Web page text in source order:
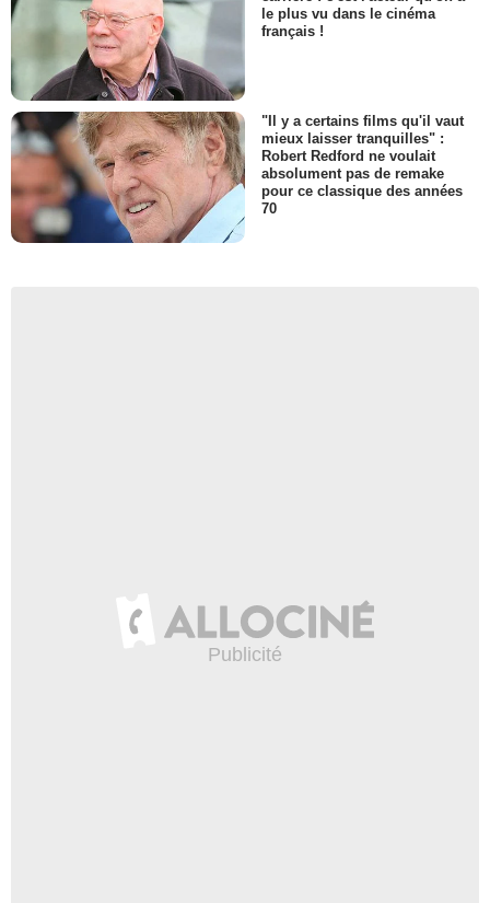
le plus vu dans le cinéma
français !
"Il y a certains films qu'il vaut
mieux laisser tranquilles" :
Robert Redford ne voulait
absolument pas de remake
pour ce classique des années
70